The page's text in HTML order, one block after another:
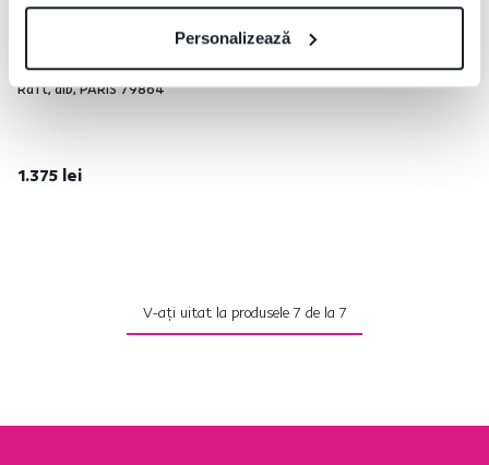
Personalizează
Raft, alb, PARIS 79864
1.375 lei
V-ați uitat la produsele 7 de la 7